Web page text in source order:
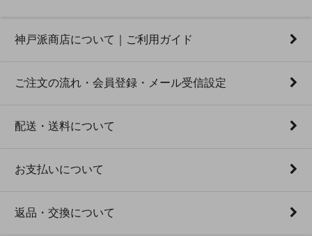
神戸派商店について｜ご利用ガイド
ご注文の流れ・会員登録・メール受信設定
配送・送料について
お支払いについて
返品・交換について